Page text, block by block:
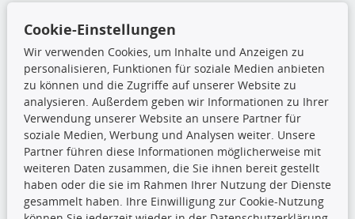
TecDoc Inside
Die hier angezeigten Daten,
insbesondere die gesamte Datenbank,
dürfen nicht kopiert werden. Es ist zu
unterlassen, die Daten oder die gesamte Datenbank ohne
vorherige Zustimmung TecDocs zu vervielfältigen, zu
verbreiten und/oder diese Handlungen durch Dritte ausführen
zu lassen. Ein Zuwiderhandeln stellt eine
Urheberrechtsverletzung dar und wird verfolgt.
Cookie-Einstellungen
Wir verwenden Cookies, um Inhalte und Anzeigen zu
personalisieren, Funktionen für soziale Medien anbieten
zu können und die Zugriffe auf unserer Website zu
analysieren. Außerdem geben wir Informationen zu Ihrer
Verwendung unserer Website an unsere Partner für
soziale Medien, Werbung und Analysen weiter. Unsere
Partner führen diese Informationen möglicherweise mit
weiteren Daten zusammen, die Sie ihnen bereit gestellt
haben oder die sie im Rahmen Ihrer Nutzung der Dienste
gesammelt haben. Ihre Einwilligung zur Cookie-Nutzung